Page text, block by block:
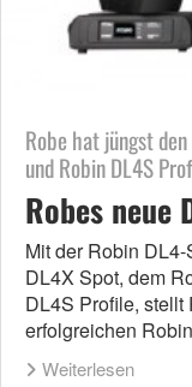
Robe hat jüngst
und Robin DL4S
Robes neue
Mit der Robin
DL4X Spot, dem
DL4S Profile,
erfolgreichen
Weiterlesen